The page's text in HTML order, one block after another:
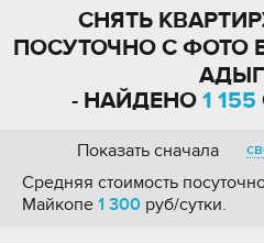
СНЯТЬ
ПОСУТОЧНО С ФОТО
- НАЙДЕНО 1 155
Показать сначала
Средняя стоимость
Майкопе 1 300 руб/сутки.